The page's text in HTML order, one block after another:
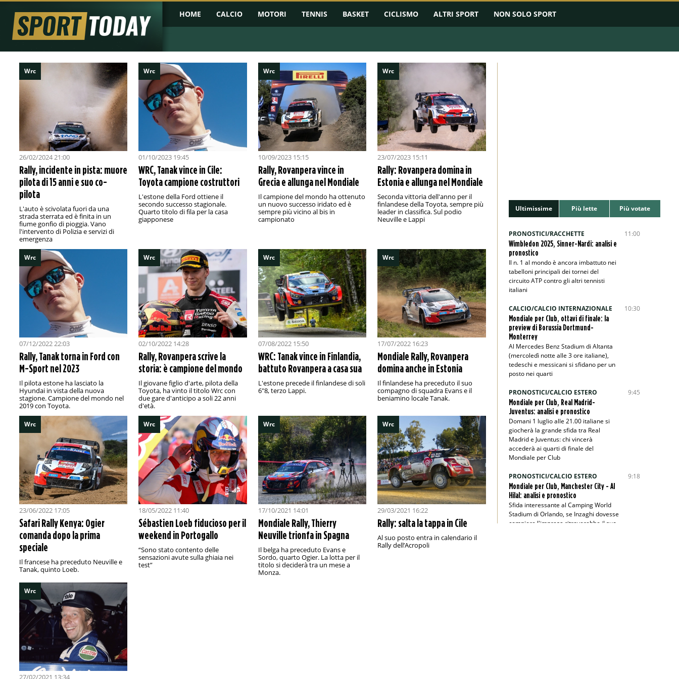
HOME CALCIO MOTORI TENNIS BASKET CICLISMO ALTRI SPORT NON SOLO SPORT
Wrc
26/02/2024 21:00
Rally, incidente in pista: muore
pilota di 15 anni e suo co-
pilota
L'auto è scivolata fuori da una
strada sterrata ed è finita in un
fiume gonfio di pioggia. Vano
l'intervento di Polizia e servizi di
emergenza
Wrc
01/10/2023 19:45
WRC, Tanak vince in Cile:
Toyota campione costruttori
L'estone della Ford ottiene il
secondo successo stagionale.
Quarto titolo di fila per la casa
giapponese
Wrc
10/09/2023 15:15
Rally, Rovanpera vince in
Grecia e allunga nel Mondiale
Il campione del mondo ha ottenuto
un nuovo successo iridato ed è
sempre più vicino al bis in
campionato
Wrc
23/07/2023 15:11
Rally: Rovanpera domina in
Estonia e allunga nel Mondiale
Seconda vittoria dell'anno per il
finlandese della Toyota, sempre più
leader in classifica. Sul podio
Neuville e Lappi
Wrc
07/12/2022 22:03
Rally, Tanak torna in Ford con
M-Sport nel 2023
Il pilota estone ha lasciato la
Hyundai in vista della nuova
stagione. Campione del mondo nel
2019 con Toyota.
Wrc
02/10/2022 14:28
Rally, Rovanpera scrive la
storia: è campione del mondo
Il giovane figlio d'arte, pilota della
Toyota, ha vinto il titolo Wrc con
due gare d'anticipo a soli 22 anni
d'età.
Wrc
07/08/2022 15:50
WRC: Tanak vince in Finlandia,
battuto Rovanpera a casa sua
L'estone precede il finlandese di soli
6"8, terzo Lappi.
Wrc
17/07/2022 16:23
Mondiale Rally, Rovanpera
domina anche in Estonia
Il finlandese ha preceduto il suo
compagno di squadra Evans e il
beniamino locale Tanak.
Wrc
23/06/2022 17:05
Safari Rally Kenya: Ogier
comanda dopo la prima
speciale
Il francese ha preceduto Neuville e
Tanak, quinto Loeb.
Wrc
18/05/2022 11:40
Sébastien Loeb fiducioso per il
weekend in Portogallo
“Sono stato contento delle
sensazioni avute sulla ghiaia nei
test”
Wrc
17/10/2021 14:01
Mondiale Rally, Thierry
Neuville trionfa in Spagna
Il belga ha preceduto Evans e
Sordo, quarto Ogier. La lotta per il
titolo si deciderà tra un mese a
Monza.
Wrc
29/03/2021 16:22
Rally: salta la tappa in Cile
Al suo posto entra in calendario il
Rally dell’Acropoli
Wrc
27/02/2021 13:34
Ultimissime Più lette Più votate
PRONOSTICI/RACCHETTE
Wimbledon 2025, Sinner-Nardi: analisi e
pronostico
Il n. 1 al mondo è ancora imbattuto nei
tabelloni principali dei tornei del
circuito ATP contro gli altri tennisti
italiani
11:00
CALCIO/CALCIO INTERNAZIONALE
Mondiale per Club, ottavi di finale: la
preview di Borussia Dortmund-
Monterrey
Al Mercedes Benz Stadium di Altanta
(mercoledì notte alle 3 ore italiane),
tedeschi e messicani si sfidano per un
posto nei quarti
10:30
PRONOSTICI/CALCIO ESTERO
Mondiale per Club, Real Madrid-
Juventus: analisi e pronostico
Domani 1 luglio alle 21.00 italiane si
giocherà la grande sfida tra Real
Madrid e Juventus: chi vincerà
accederà ai quarti di finale del
Mondiale per Club
9:45
PRONOSTICI/CALCIO ESTERO
Mondiale per Club, Manchester City - Al
Hilal: analisi e pronostico
Sfida interessante al Camping World
Stadium di Orlando, se Inzaghi dovesse
compiere l'impresa ritroverebbe il suo
9:18